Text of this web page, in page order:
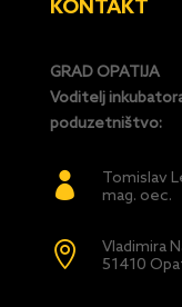
KONTAKT
GRAD OPATIJA
Voditelj
poduzetništvo:

Tomislav
mag. oec.

Vladimira
51410